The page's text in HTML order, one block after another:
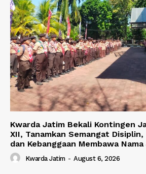
Kwarda Jatim Bekali Kontingen
XII, Tanamkan Semangat
dan Kebanggaan Membawa
Kwarda Jatim - August 6, 2026